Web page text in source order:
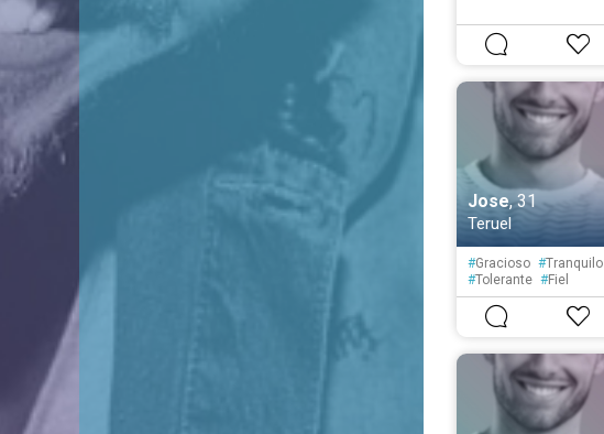
Jose, 31
Teruel
#Gracioso #Tranquilo
#Tolerante #Fiel